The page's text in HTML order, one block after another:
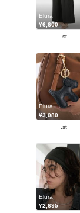
Elura
¥6,600
.st
Elura
¥3,080
.st
Elura
¥2,695